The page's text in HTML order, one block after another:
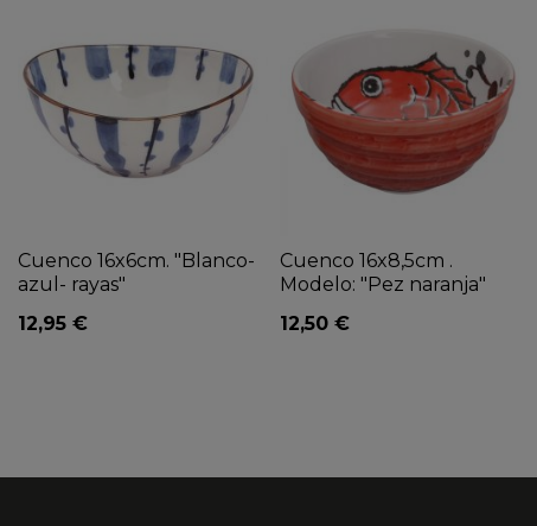
Cuenco 16x6cm. "Blanco-
azul- rayas"
12,95 €
Cuenco 16x8,5cm .
Modelo: "Pez naranja"
12,50 €